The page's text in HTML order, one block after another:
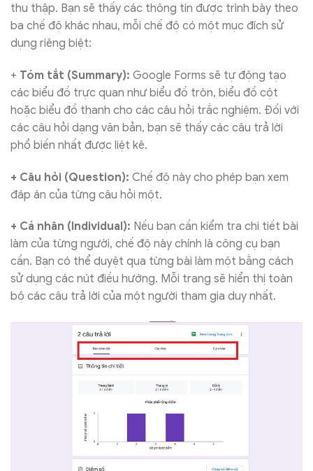
thu thập. Bạn sẽ thấy các thông tin được trình bày theo
ba chế độ khác nhau, mỗi chế độ có một mục đích sử
dụng riêng biệt:
+ Tóm tắt (Summary): Google Forms sẽ tự động tạo
các biểu đồ trực quan như biểu đồ tròn, biểu đồ cột
hoặc biểu đồ thanh cho các câu hỏi trắc nghiệm. Đối với
các câu hỏi dạng văn bản, bạn sẽ thấy các câu trả lời
phổ biến nhất được liệt kê.
+ Câu hỏi (Question): Chế độ này cho phép bạn xem
đáp án của từng câu hỏi một.
+ Cá nhân (Individual): Nếu bạn cần kiểm tra chi tiết bài
làm của từng người, chế độ này chính là công cụ bạn
cần. Bạn có thể duyệt qua từng bài làm một bằng cách
sử dụng các nút điều hướng. Mỗi trang sẽ hiển thị toàn
bộ các câu trả lời của một người tham gia duy nhất.